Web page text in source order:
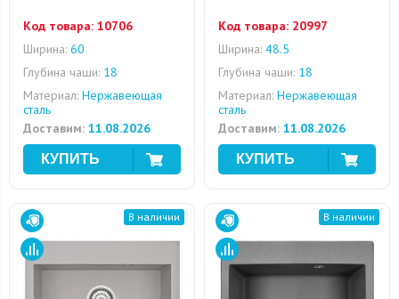
Код товара: 10706
Ширина: 60
Глубина чаши: 18
Материал: Нержавеющая
сталь
Доставим: 11.08.2026
Код товара: 20997
Ширина: 48.5
Глубина чаши: 18
Материал: Нержавеющая
сталь
Доставим: 11.08.2026
В наличии В наличии